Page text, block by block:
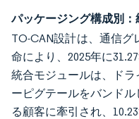
パッケージング構成別
TO-CAN設計は、通信
命により、2025年に
統合モジュールは、ド
ーピグテールをバンド
る顧客に牽引され、